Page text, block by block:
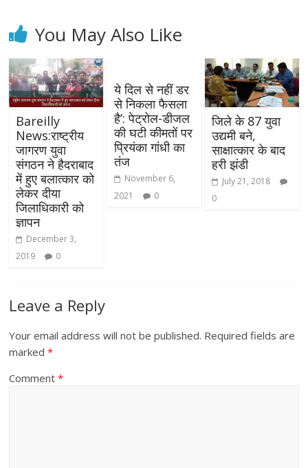
You May Also Like
Bareilly
News:राष्ट्रीय
जागरण युवा
संगठन ने हैदराबाद
में हुए बलात्कार को
लेकर दीया
जिलाधिकारी को
ज्ञापन
December 3,
2019
0
ये दिल से नहीं डर
से निकला फैसला
है’: पेट्रोल-डीजल
की घटी कीमतों पर
प्रियंका गांधी का
तंज
November 6,
2021
0
जिले के 87 युवा
उद्यमी बने,
साक्षात्कार के बाद
हरी झंडी
July 21, 2018
0
Leave a Reply
Your email address will not be published. Required fields are
marked*
Comment*